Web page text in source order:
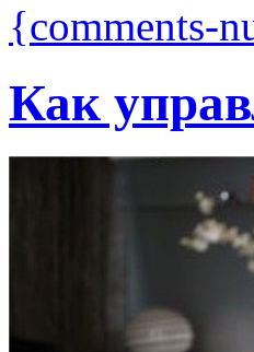
{comments-
Как